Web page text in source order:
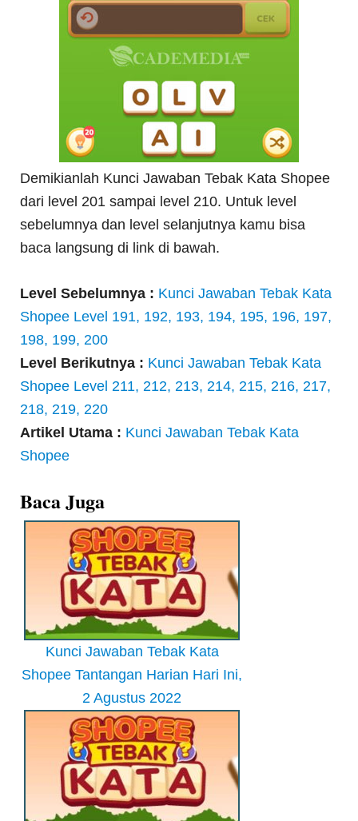
Demikianlah Kunci Jawaban Tebak Kata Shopee
dari level 201 sampai level 210. Untuk level
sebelumnya dan level selanjutnya kamu bisa
baca langsung di link di bawah.
Level Sebelumnya : Kunci Jawaban Tebak Kata
Shopee Level 191, 192, 193, 194, 195, 196, 197,
198, 199, 200
Level Berikutnya : Kunci Jawaban Tebak Kata
Shopee Level 211, 212, 213, 214, 215, 216, 217,
218, 219, 220
Artikel Utama : Kunci Jawaban Tebak Kata
Shopee
Baca Juga
Kunci Jawaban Tebak Kata
Shopee Tantangan Harian Hari Ini,
2 Agustus 2022